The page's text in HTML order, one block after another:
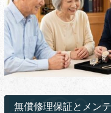
無償修理保証とメン